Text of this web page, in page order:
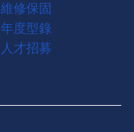
維修保固
年度型錄
人才招募